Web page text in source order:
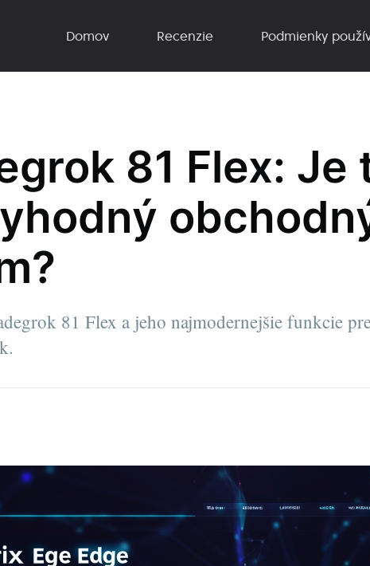
Domov Recenzie Podmienky
81 Flex: Je
81 Flex a jeho najmodernejšie funkcie